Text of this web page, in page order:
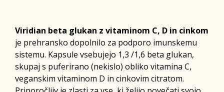
Viridian beta glukan z vitaminom C, D in cinkom
je prehransko dopolnilo za podporo imunskemu
sistemu. Kapsule vsebujejo 1,3 /1,6 beta glukan,
skupaj s puferirano (nekislo) obliko vitamina C,
veganskim vitaminom D in cinkovim citratom.